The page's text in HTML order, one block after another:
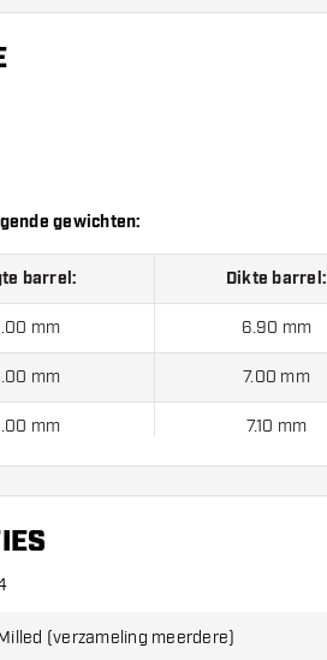
gewichten:
barrel: Dikte barrel:
mm 6.90 mm
mm 7.00 mm
mm 7.10 mm
(verzameling meerdere)